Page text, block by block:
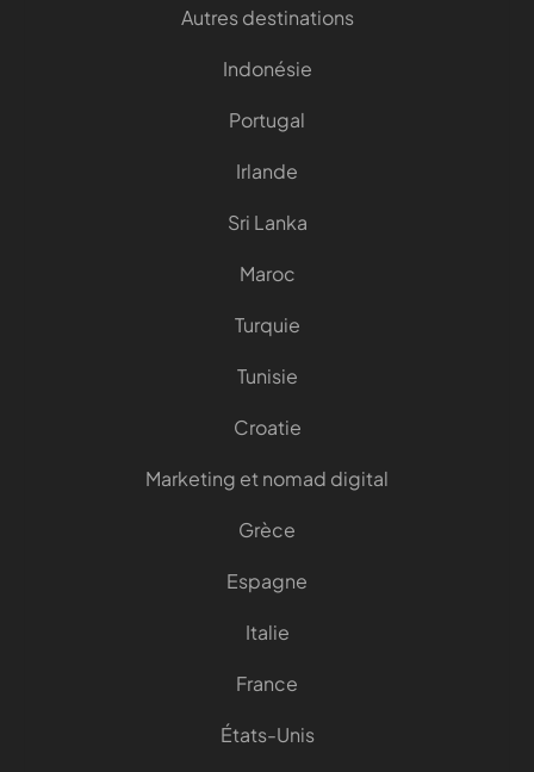
Autres destinations
Indonésie
Portugal
Irlande
Sri Lanka
Maroc
Turquie
Tunisie
Croatie
Marketing et nomad digital
Grèce
Espagne
Italie
France
États-Unis